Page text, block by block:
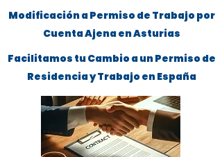
Modificación a Permiso de Trabajo por
Cuenta Ajena en Asturias
Facilitamos tu Cambio a un Permiso de
Residencia y Trabajo en España